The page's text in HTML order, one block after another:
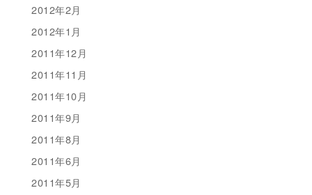
2012年2月
2012年1月
2011年12月
2011年11月
2011年10月
2011年9月
2011年8月
2011年6月
2011年5月